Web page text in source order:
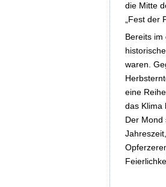
die Mitte
„Fest der
Bereits
waren.
eine
das Klima
Der Mond